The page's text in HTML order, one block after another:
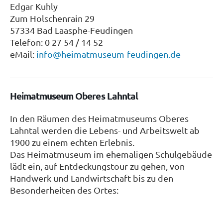
Edgar Kuhly
Zum Holschenrain 29
57334 Bad Laasphe-Feudingen
Telefon: 0 27 54 / 14 52
eMail: info@heimatmuseum-feudingen.de
Heimatmuseum Oberes Lahntal
In den Räumen des Heimatmuseums Oberes
Lahntal werden die Lebens- und Arbeitswelt ab
1900 zu einem echten Erlebnis.
Das Heimatmuseum im ehemaligen Schulgebäude
lädt ein, auf Entdeckungstour zu gehen, von
Handwerk und Landwirtschaft bis zu den
Besonderheiten des Ortes: